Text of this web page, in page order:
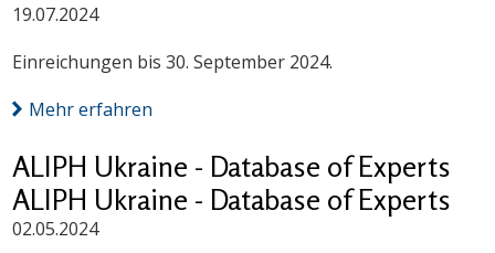
19.07.2024
Einreichungen bis 30. September 2024.
Mehr erfahren
ALIPH Ukraine - Database of Experts
ALIPH Ukraine - Database of Experts
02.05.2024